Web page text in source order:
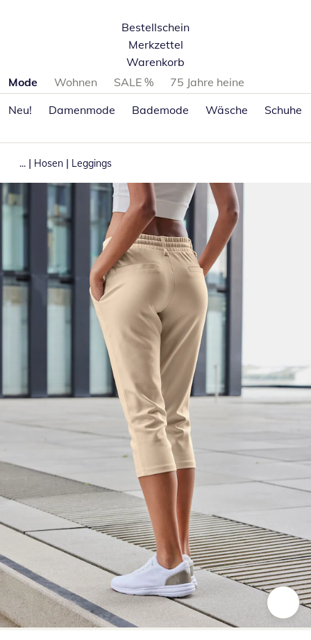
Bestellschein
Merkzettel
Warenkorb
Produktkategorien überspringen
Mode Wohnen SALE %
75 Jahre heine
Neu!
Damenmode Bademode Wäsche Schuhe
... | Hosen | Leggings